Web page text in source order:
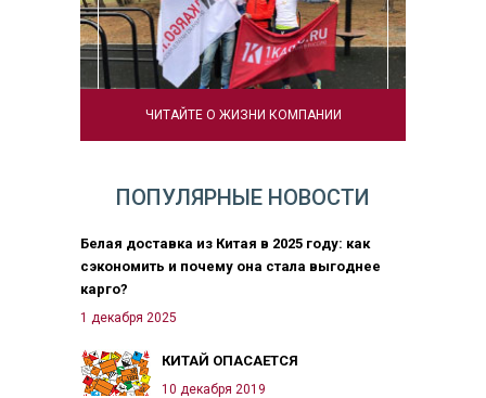
ЧИТАЙТЕ О ЖИЗНИ КОМПАНИИ
ПОПУЛЯРНЫЕ НОВОСТИ
Белая доставка из Китая в 2025 году: как
сэкономить и почему она стала выгоднее
карго?
1 декабря 2025
КИТАЙ ОПАСАЕТСЯ
10 декабря 2019